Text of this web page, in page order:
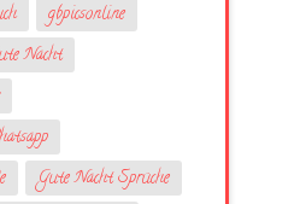
gbpicsonline
Nacht
Gute Nacht Sprüche